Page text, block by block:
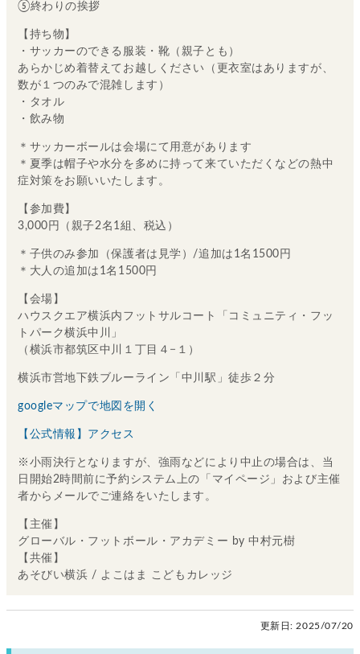
⑤終わりの挨拶
【持ち物】
・サッカーのできる服装・靴（親子とも）
あらかじめ着替えてお越しください（更衣室はありますが、
数が１つのみで混雑します）
・タオル
・飲み物
＊サッカーボールは会場にて用意があります
＊夏季は帽子や水分を多めに持って来ていただくなどの熱中
症対策をお願いいたします。
【参加費】
3,000円（親子2名1組、税込）
＊子供のみ参加（保護者は見学）/追加は1名1500円
＊大人の追加は1名1500円
【会場】
ハウスクエア横浜内フットサルコート「コミュニティ・フッ
トパーク横浜中川」
（横浜市都筑区中川１丁目４−１）
横浜市営地下鉄ブルーライン「中川駅」徒歩２分
googleマップで地図を開く
【公式情報】アクセス
※小雨決行となりますが、強雨などにより中止の場合は、当
日開始2時間前に予約システム上の「マイページ」および主催
者からメールでご連絡をいたします。
【主催】
グローバル・フットボール・アカデミー by 中村元樹
【共催】
あそびい横浜 / よこはま こどもカレッジ
更新日: 2025/07/20